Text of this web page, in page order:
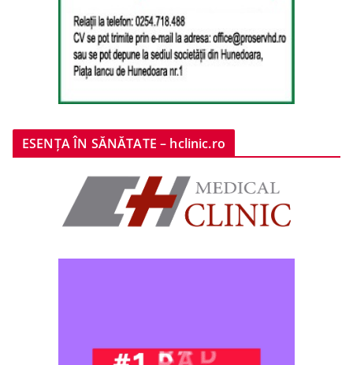
ESENȚA ÎN SĂNĂTATE – hclinic.ro